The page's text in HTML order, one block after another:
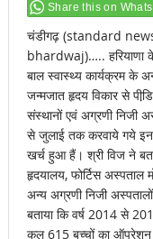
Share this on
चंडीगढ़ (standard
bhardwaj)….. हरियाणा
बाल स्वास्थ्य कार्यक्रम के
जन्मजात हृदय विकार से
संस्थानों एवं अग्रणी निजी
से जुलाई तक करवाये गये
खर्च हुआ हैं। श्री विज ने
हृदयालय, फोर्टिस अस्पताल
अन्य अग्रणी निजी
बताया कि वर्ष 2014 से
कुल 615 बच्चों का ऑपरेशन